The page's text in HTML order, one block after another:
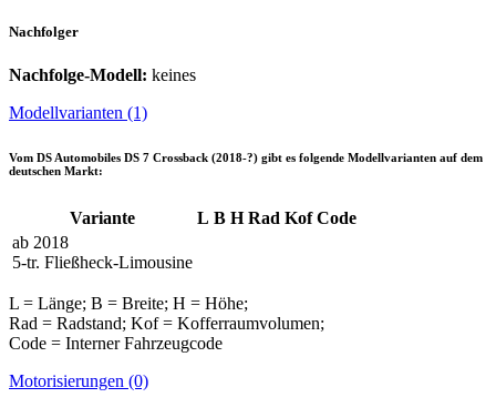
Nachfolger
Nachfolge-Modell: keines
Modellvarianten (1)
Vom DS Automobiles DS 7 Crossback (2018-?) gibt es folgende Modellvarianten auf dem
deutschen Markt:
Variante L B H Rad Kof Code
ab 2018
5-tr. Fließheck-Limousine
L = Länge; B = Breite; H = Höhe;
Rad = Radstand; Kof = Kofferraumvolumen;
Code = Interner Fahrzeugcode
Motorisierungen (0)